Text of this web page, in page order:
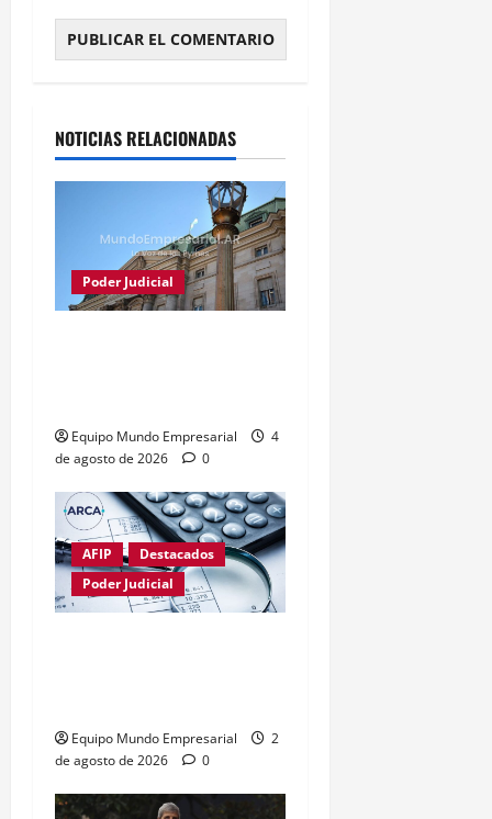
NOTICIAS RELACIONADAS
Poder Judicial
Equipo Mundo Empresarial
4
de agosto de 2026
0
AFIP
Destacados
Poder Judicial
Equipo Mundo Empresarial
2
de agosto de 2026
0